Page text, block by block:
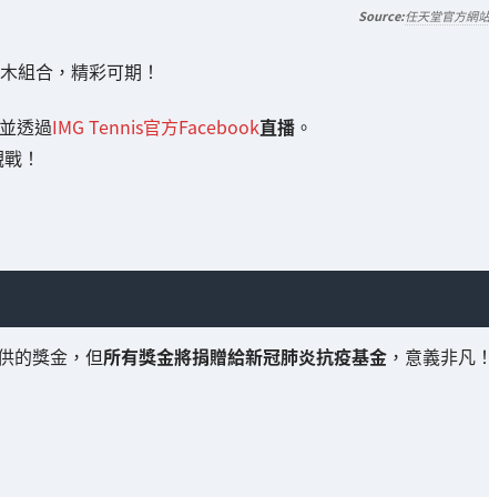
任天堂官方網站
合，精彩可期！
透過IMG Tennis官方Facebook直播。
！
的獎金，但所有獎金將捐贈給新冠肺炎抗疫基金，意義非凡